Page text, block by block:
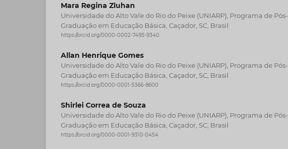
Mara Regina Zluhan
Universidade do Alto Vale do Rio do Peixe (UNIARP), Programa de Pós-
Graduação em Educação Básica, Caçador, SC, Brasil
https://orcid.org/0000-0002-7495-9340
Allan Henrique Gomes
Universidade do Alto Vale do Rio do Peixe (UNIARP), Programa de Pós-
Graduação em Educação Básica, Caçador, SC, Brasil
https://orcid.org/0000-0001-5366-8600
Shirlei Correa de Souza
Universidade do Alto Vale do Rio do Peixe (UNIARP), Programa de Pós-
Graduação em Educação Básica, Caçador, SC, Brasil
https://orcid.org/0000-0001-9310-0454